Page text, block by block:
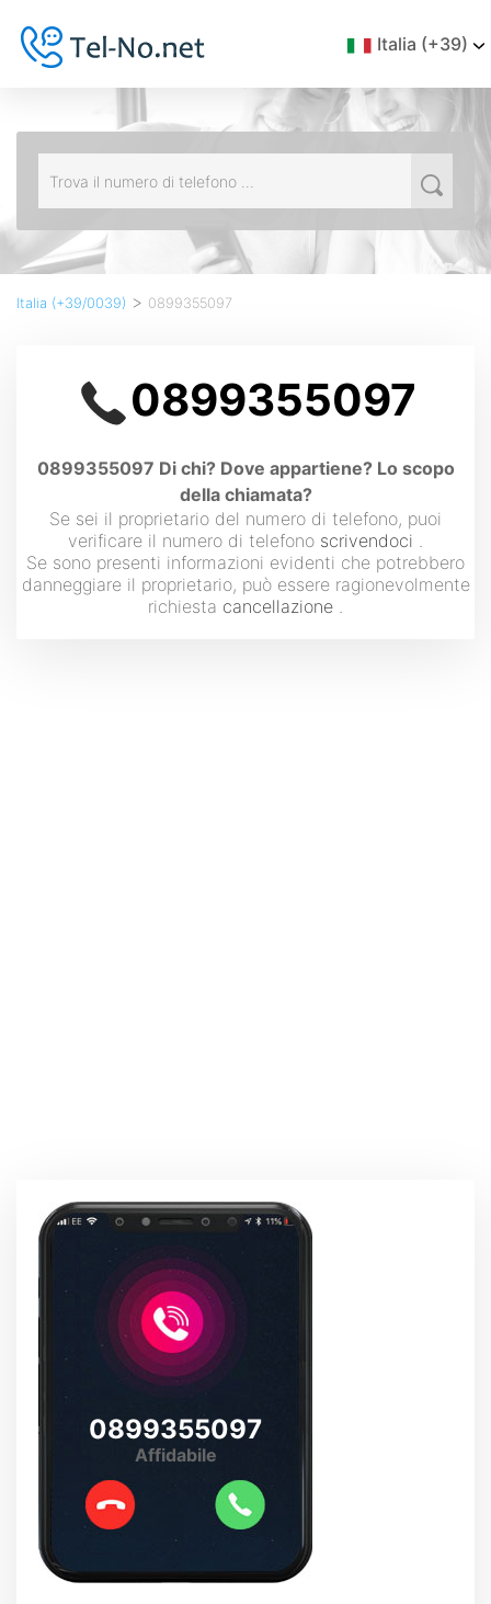
Italia (+39)
Italia (+39/0039) > 0899355097
0899355097
0899355097 Di chi? Dove appartiene? Lo scopo
della chiamata?
Se sei il proprietario del numero di telefono, puoi
verificare il numero di telefono scrivendoci .
Se sono presenti informazioni evidenti che potrebbero
danneggiare il proprietario, può essere ragionevolmente
richiesta cancellazione .
0899355097
Affidabile